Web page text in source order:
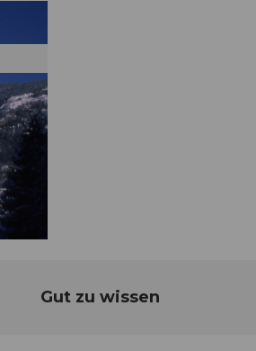
Gut zu wissen